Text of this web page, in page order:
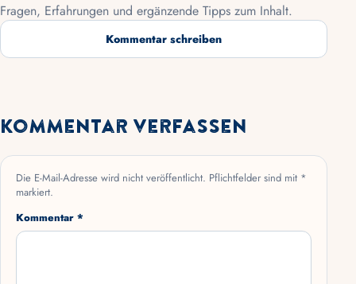
Fragen, Erfahrungen und ergänzende Tipps zum Inhalt.
Kommentar schreiben
Kommentar verfassen
Die E-Mail-Adresse wird nicht veröffentlicht. Pflichtfelder sind mit *
markiert.
Kommentar *